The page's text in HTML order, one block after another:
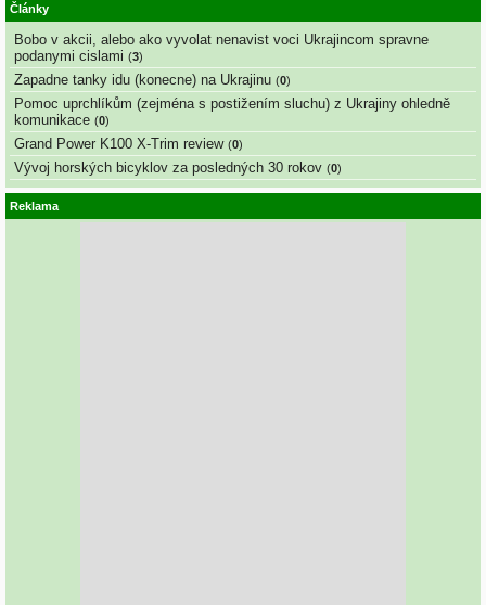
Články
Bobo v akcii, alebo ako vyvolat nenavist voci Ukrajincom spravne
podanymi cislami (3)
Zapadne tanky idu (konecne) na Ukrajinu (0)
Pomoc uprchlíkům (zejména s postižením sluchu) z Ukrajiny ohledně
komunikace (0)
Grand Power K100 X-Trim review (0)
Vývoj horských bicyklov za posledných 30 rokov (0)
Reklama